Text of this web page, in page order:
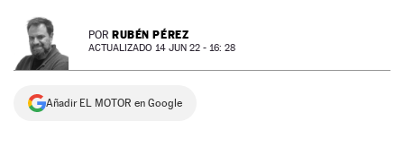
PREMIOS
SERVICIOS
POR RUBÉN PÉREZ
ACTUALIZADO 14 JUN 22 - 16: 28
Añadir EL MOTOR en Google